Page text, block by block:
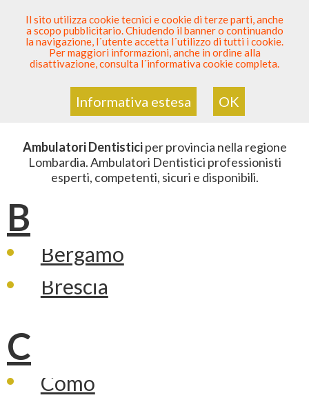
SEI DENTISTA? PARTECIPA
Sei QuiElenco>Odontoiatria>Ambulatori Dentistici
Lombardia
IN LOMBARDIA
Ambulatori Dentisticiper provincia nella regione
Lombardia. Ambulatori Dentistici professionisti
esperti, competenti, sicuri e disponibili.
B
Bergamo
Brescia
C
Como
Il sito utilizza cookie tecnici e cookie di terze parti, anche
a scopo pubblicitario. Chiudendo il banner o continuando
la navigazione, l´utente accetta l´utilizzo di tutti i cookie.
Per maggiori informazioni, anche in ordine alla
disattivazione, consulta l´informativa cookie completa.
Informativa estesa OK